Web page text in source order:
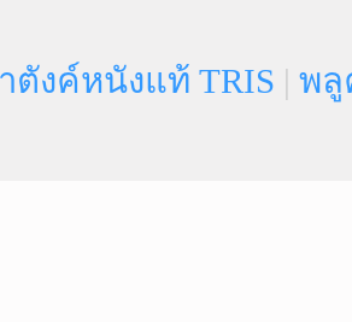
ตังค์หนังแท้ TRIS | พลู